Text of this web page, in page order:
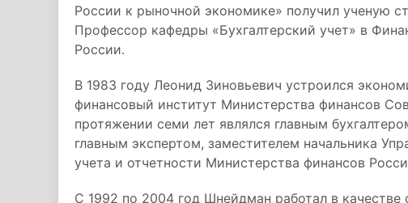
России к рыночной экономике» получил ученую
Профессор кафедры «Бухгалтерский учет» в
России.
В 1983 году Леонид Зиновьевич устроился
финансовый институт Министерства финансов
протяжении семи лет являлся главным
главным экспертом, заместителем начальника
учета и отчетности Министерства финансов
С 1992 по 2004 год Шнейдман работал в